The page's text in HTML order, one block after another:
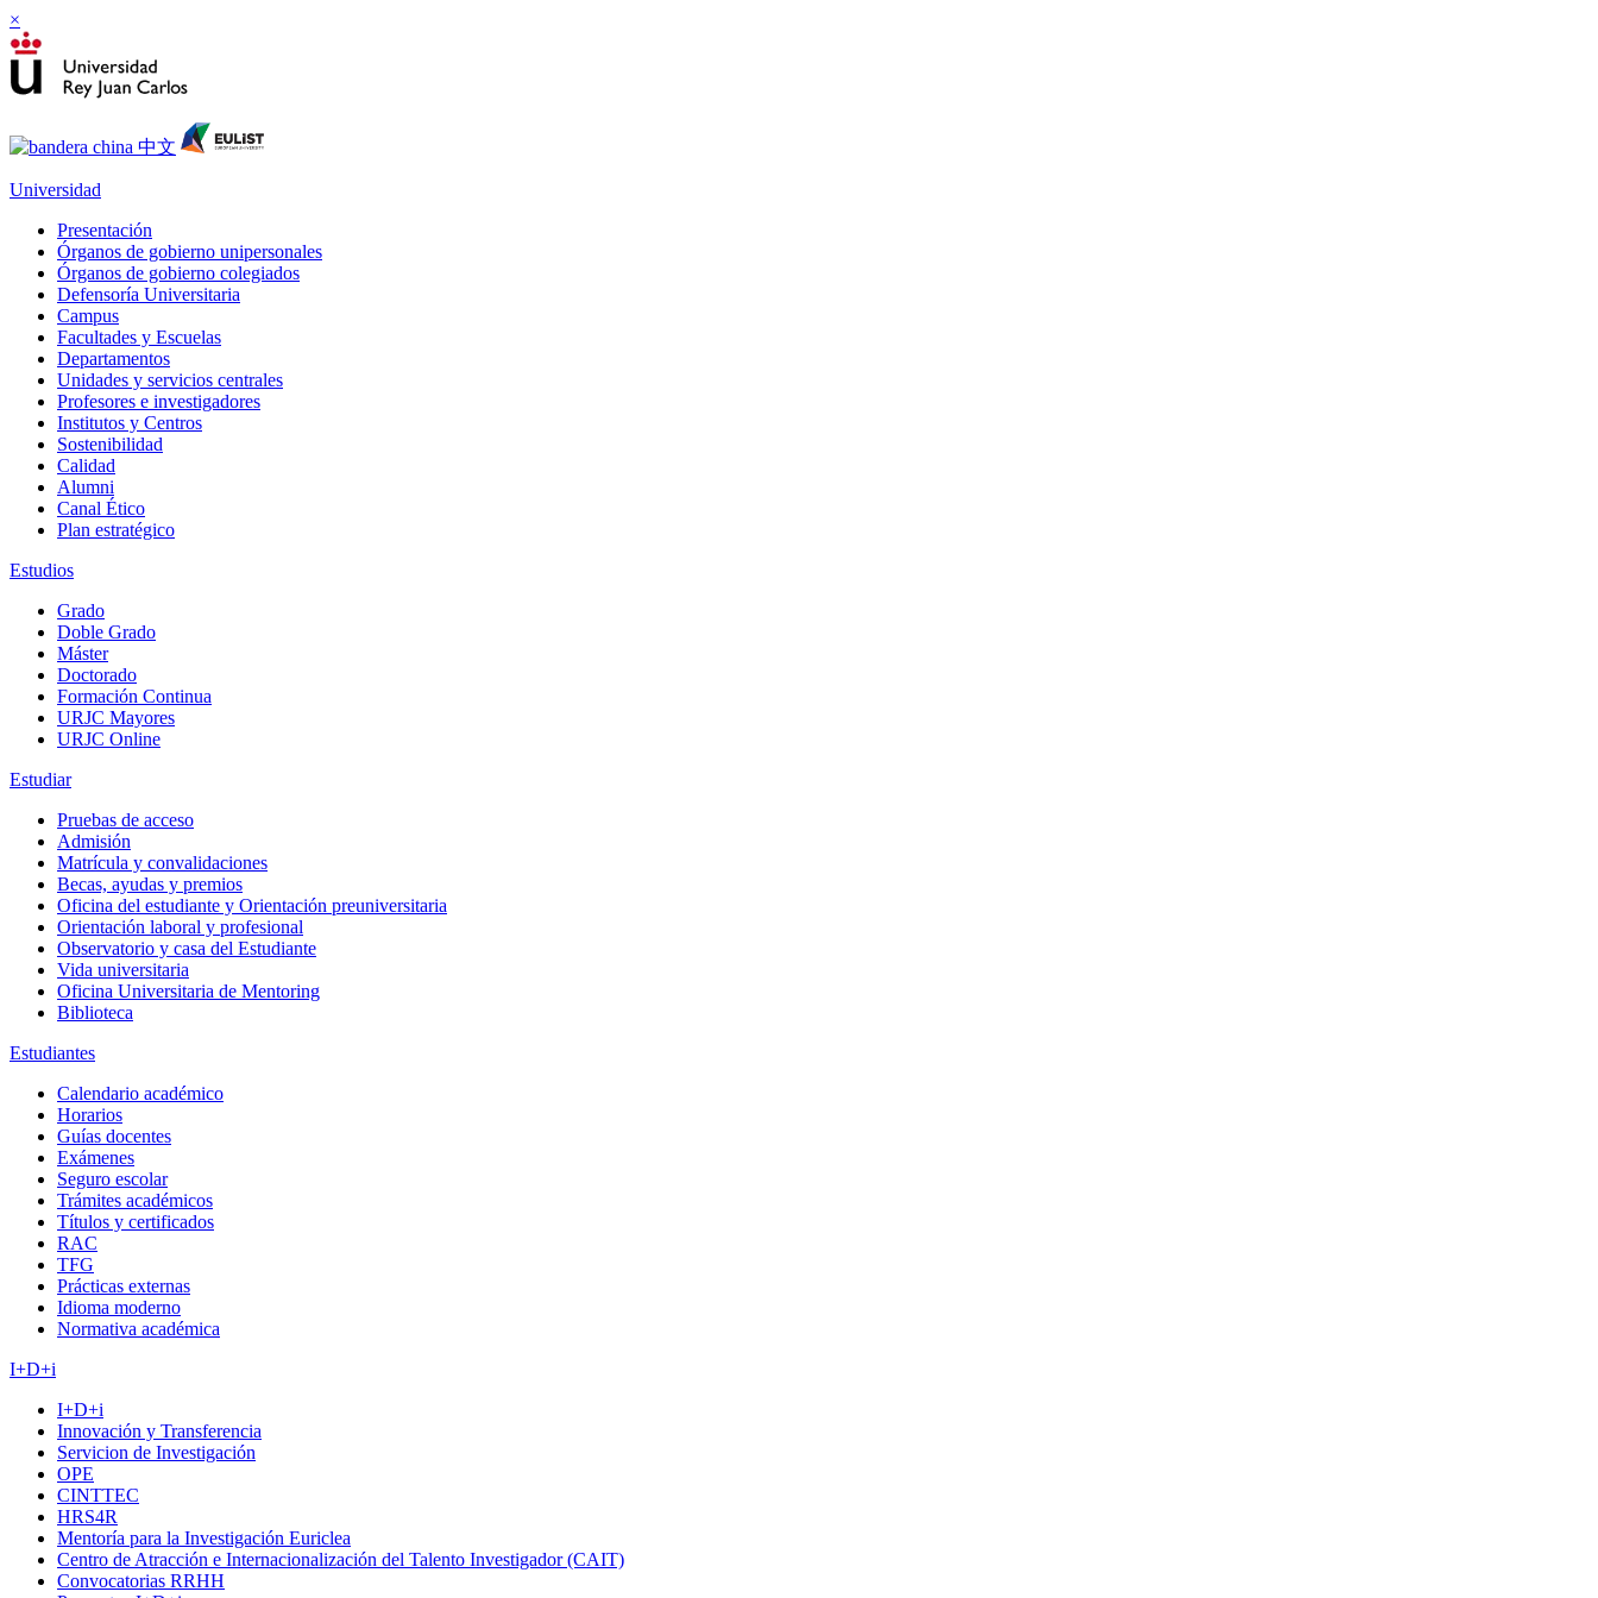
×
Universidad
Presentación
Órganos de gobierno unipersonales
Órganos de gobierno colegiados
Defensoría Universitaria
Campus
Facultades y Escuelas
Departamentos
Unidades y servicios centrales
Profesores e investigadores
Institutos y Centros
Sostenibilidad
Calidad
Alumni
Canal Ético
Plan estratégico
Estudios
Grado
Doble Grado
Máster
Doctorado
Formación Continua
URJC Mayores
URJC Online
Estudiar
Pruebas de acceso
Admisión
Matrícula y convalidaciones
Becas, ayudas y premios
Oficina del estudiante y Orientación preuniversitaria
Orientación laboral y profesional
Observatorio y casa del Estudiante
Vida universitaria
Oficina Universitaria de Mentoring
Biblioteca
Estudiantes
Calendario académico
Horarios
Guías docentes
Exámenes
Seguro escolar
Trámites académicos
Títulos y certificados
RAC
TFG
Prácticas externas
Idioma moderno
Normativa académica
I+D+i
I+D+i
Innovación y Transferencia
Servicion de Investigación
OPE
CINTTEC
HRS4R
Mentoría para la Investigación Euriclea
Centro de Atracción e Internacionalización del Talento Investigador (CAIT)
Convocatorias RRHH